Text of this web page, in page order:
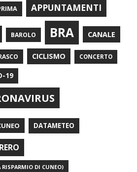
APPUNTAMENTI
BAROLO BRA CANALE
CICLISMO CONCERTO
19
DATAMETEO
RISPARMIO DI CUNEO)